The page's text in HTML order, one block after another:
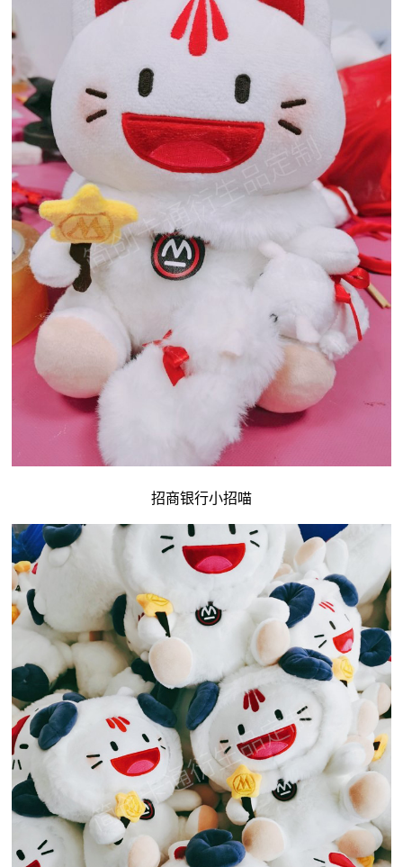
招商银行小招喵